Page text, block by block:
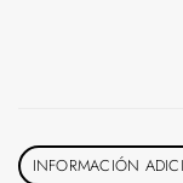
INFORMACIÓN